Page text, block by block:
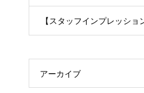
【スタッフインプレッショ
アーカイブ